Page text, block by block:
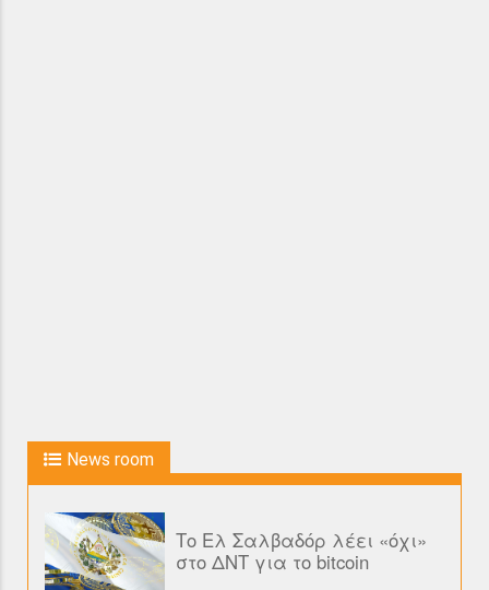
News room
Το Ελ Σαλβαδόρ λέει «όχι»
στο ΔΝΤ για το bitcoin